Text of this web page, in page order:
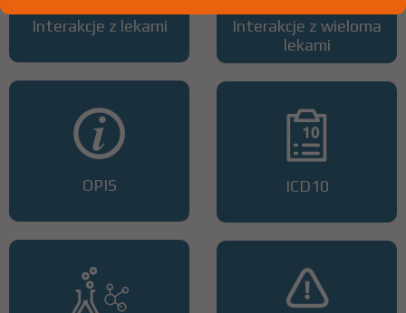
Interakcje z lekami
OPIS
Interakcje z wieloma
lekami
ICD10